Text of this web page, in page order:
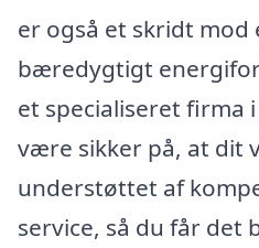
er også et skridt mod
bæredygtigt
et specialiseret firma
være sikker på, at dit
understøttet af
service, så du får det